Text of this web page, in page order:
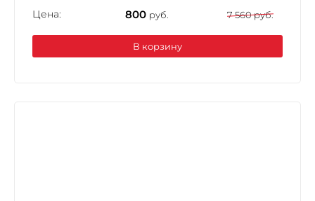
Цена: 800 руб. 7 560 руб.
В корзину